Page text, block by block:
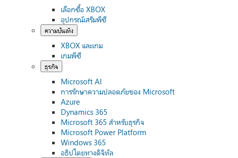
เลือกซื้อ XBOX
อุปกรณ์เสริมพีซี
ความบันเทิง
XBOX และเกม
เกมพีซี
ธุรกิจ
Microsoft AI
การรักษาความปลอดภัยของ Microsoft
Azure
Dynamics 365
Microsoft 365 สำหรับธุรกิจ
Microsoft Power Platform
Windows 365
อธิปไตยทางดิจิทัล